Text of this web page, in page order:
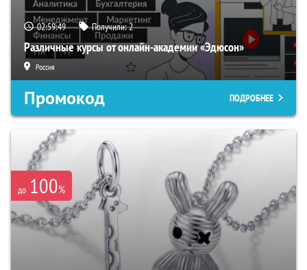
02:59:48 Получили:2
Различные курсы от онлайн-академии «Эдюсон»
Россия
Промокод ПОДРОБНЕЕ
до 100%